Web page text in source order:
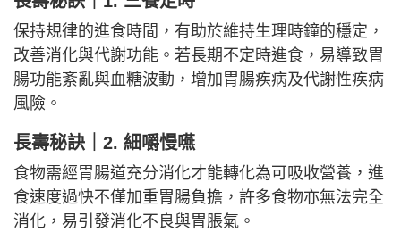
保持規律的進食時間，有助於維持生理時鐘的穩定，
改善消化與代謝功能。若長期不定時進食，易導致胃
腸功能紊亂與血糖波動，增加胃腸疾病及代謝性疾病
風險。
長壽秘訣｜ 2. 細嚼慢嚥
食物需經胃腸道充分消化才能轉化為可吸收營養，進
食速度過快不僅加重胃腸負擔，許多食物亦無法完全
消化，易引發消化不良與胃脹氣。